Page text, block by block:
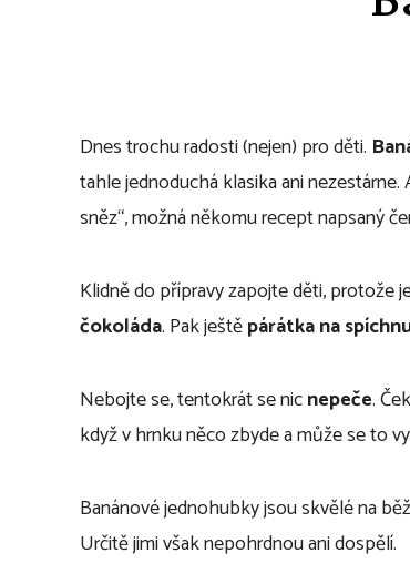
Dnes trochu radosti (nejen) pro děti.
tahle jednoduchá klasika ani
sněz“, možná někomu recept napsaný
Klidně do přípravy zapojte děti, protože
čokoláda. Pak ještěpárátka na
Nebojte se, tentokrát se nicnepeče.
když v hrnku něco zbyde a může se to
Banánové jednohubky jsou skvělé na
Určitě jimi však nepohrdnou ani dospělí.